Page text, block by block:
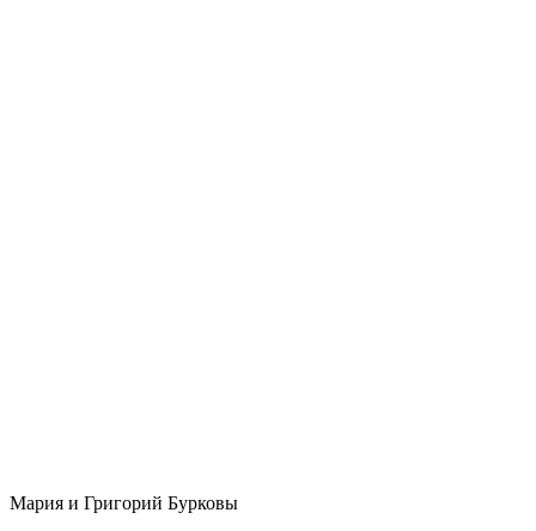
Мария и Григорий Бурковы